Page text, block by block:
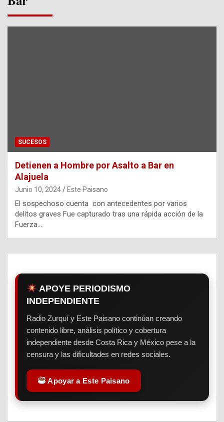
SUCESOS
Detienen a Hombre por Asalto a Bar en
Alajuela
Junio 10, 2024 Este Paisano
El sospechoso cuenta con antecedentes por varios
delitos graves Fue capturado tras una rápida acción de la
Fuerza…
APOYE PERIODISMO
INDEPENDIENTE
Radio Zurquí y Este Paisano continúan creando
contenido libre, análisis político y cobertura
independiente desde Costa Rica y México pese a la
censura y las dificultades en redes sociales.
Apoyar a Este Paisano